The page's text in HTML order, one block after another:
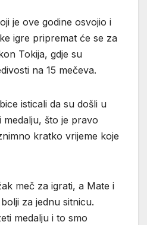
je ove godine osvojio i
igre pripremat će se za
Tokija, gdje su
na 15 mečeva.
isticali da su došli u
medalju, što je pravo
kratko vrijeme koje
meč za igrati, a Mate i
za jednu sitnicu.
medalju i to smo